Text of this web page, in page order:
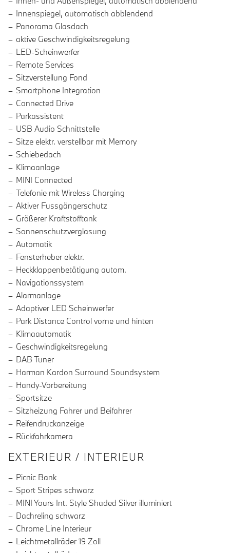
Innenspiegel, automatisch abblendend
Panorama Glasdach
aktive Geschwindigkeitsregelung
LED-Scheinwerfer
Remote Services
Sitzverstellung Fond
Smartphone Integration
Connected Drive
Parkassistent
USB Audio Schnittstelle
Sitze elektr. verstellbar mit Memory
Schiebedach
Klimaanlage
MINI Connected
Telefonie mit Wireless Charging
Aktiver Fussgängerschutz
Größerer Kraftstofftank
Sonnenschutzverglasung
Automatik
Fensterheber elektr.
Heckklappenbetätigung autom.
Navigationssystem
Alarmanlage
Adaptiver LED Scheinwerfer
Park Distance Control vorne und hinten
Klimaautomatik
Geschwindigkeitsregelung
DAB Tuner
Harman Kardon Surround Soundsystem
Handy-Vorbereitung
Sportsitze
Sitzheizung Fahrer und Beifahrer
Reifendruckanzeige
Rückfahrkamera
EXTERIEUR / INTERIEUR
Picnic Bank
Sport Stripes schwarz
MINI Yours Int. Style Shaded Silver illuminiert
Dachreling schwarz
Chrome Line Interieur
Leichtmetallräder 19 Zoll